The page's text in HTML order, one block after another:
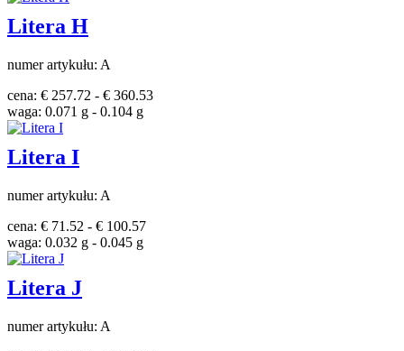
Litera H
numer artykułu: A
cena: € 257.72 - € 360.53
waga: 0.071 g - 0.104 g
Litera I
numer artykułu: A
cena: € 71.52 - € 100.57
waga: 0.032 g - 0.045 g
Litera J
numer artykułu: A